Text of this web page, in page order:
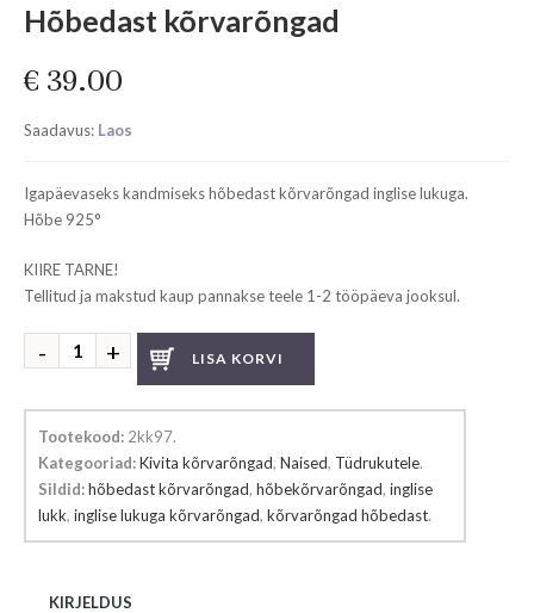
Hõbedast kõrvarõngad
€ 39.00
Saadavus: Laos
Igapäevaseks kandmiseks hõbedast kõrvarõngad inglise lukuga.
Hõbe 925°
KIIRE TARNE!
Tellitud ja makstud kaup pannakse teele 1-2 tööpäeva jooksul.
Hõbedast
kõrvarõngad
LISA KORVI
Tootekood: 2kk97.
Kategooriad:Kivita kõrvarõngad, Naised, Tüdrukutele.
Sildid:hõbedast kõrvarõngad, hõbekõrvarõngad, inglise
lukk, inglise lukuga kõrvarõngad, kõrvarõngad hõbedast.
KIRJELDUS